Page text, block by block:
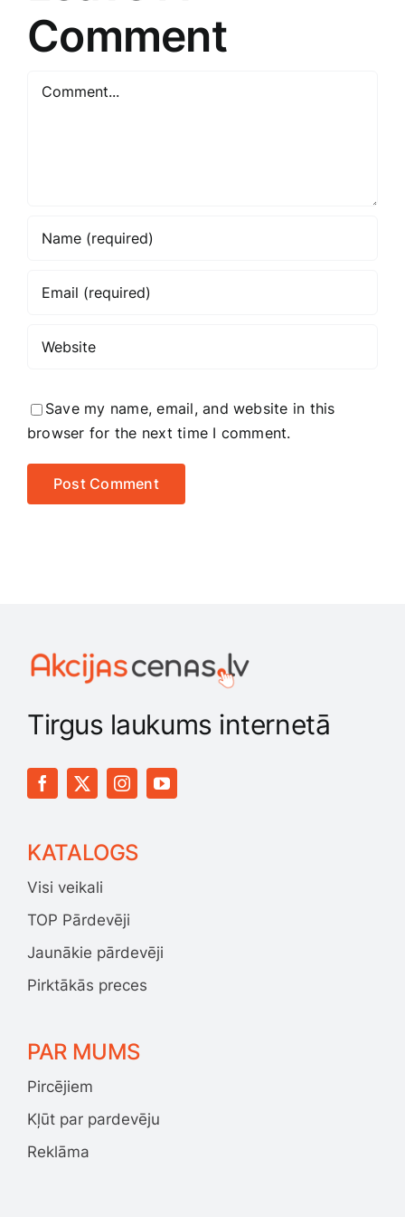
Comment
Comment
Save my name, email, and website in this
browser for the next time I comment.
Tirgus laukums internetā
KATALOGS
Visi veikali
TOP Pārdevēji
Jaunākie pārdevēji
Pirktākās preces
PAR MUMS
Pircējiem
Kļūt par pardevēju
Reklāma